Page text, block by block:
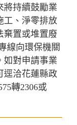
將持續鼓勵業
工、淨零排放
棄置或堆置廢
線向環保機關
如對申請事業
逕洽花蓮縣政
轉2306或